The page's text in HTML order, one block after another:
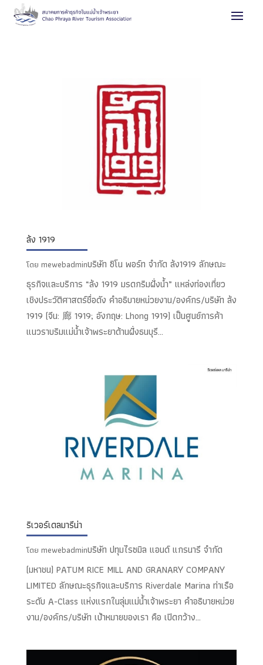
ล้ง 1919
โดย mewebadminบริษัท ซิโน พอร์ท จำกัด ล้ง1919 ลักษณะ
ธุรกิจและบริการ “ล้ง 1919 มรดกริมฝั่งน้ำ” แหล่งท่องเที่ยว
เชิงประวัติศาสตร์ชื่อดัง คำอธิบายหน่วยงาน/องค์กร/บริษัท ล้ง
1919 (จีน: 廊 1919; อังกฤษ: Lhong 1919) เป็นศูนย์การค้า
แนวราบริมแม่น้ำเจ้าพระยาด้านฝั่งธนบุรี...
ริเวอร์เดลมารีน่า
โดย mewebadminบริษัท ปทุมไรซมิล แอนด์ แกรนารี จำกัด
(มหาชน) PATUM RICE MILL AND GRANARY COMPANY
LIMITED ลักษณะธุรกิจและบริการ Riverdale Marina ท่าเรือ
ระดับ A-Class แห่งแรกในลุ่มแม่น้ำเจ้าพระยา คำอธิบายหน่วย
งาน/องค์กร/บริษัท เป้าหมายของเรา คือ เปิดกว้าง...